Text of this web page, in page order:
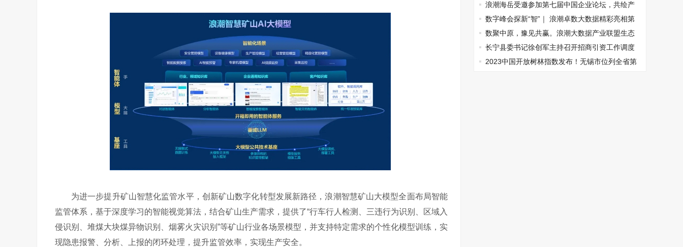
为进一步提升矿山智慧化监管水平，创新矿山数字化转型发展新路径，浪潮智慧矿山大模型全面布局智能
监管体系，基于深度学习的智能视觉算法，结合矿山生产需求，提供了“行车行人检测、三违行为识别、区域入
侵识别、堆煤大块煤异物识别、烟雾火灾识别”等矿山行业各场景模型，并支持特定需求的个性化模型训练，实
现隐患报警、分析、上报的闭环处理，提升监管效率，实现生产安全。
化转型大会
浪潮海岳受邀参加第七届中国企业论坛，共绘产
业数智化新蓝图
数字峰会探新“智”｜ 浪潮卓数大数据精彩亮相第
九届数字中国建设峰会
数聚中原，豫见共赢。浪潮大数据产业联盟生态
伙伴合作大会-河南站成功举办
长宁县委书记徐创军主持召开招商引资工作调度
会2023中国开放树林指数发布！无锡市位列全省第